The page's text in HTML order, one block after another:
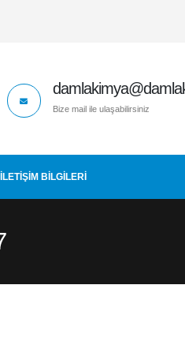
Bize mail ile ulaşabilirsiniz
İLETIŞIM BİLGİLERİ